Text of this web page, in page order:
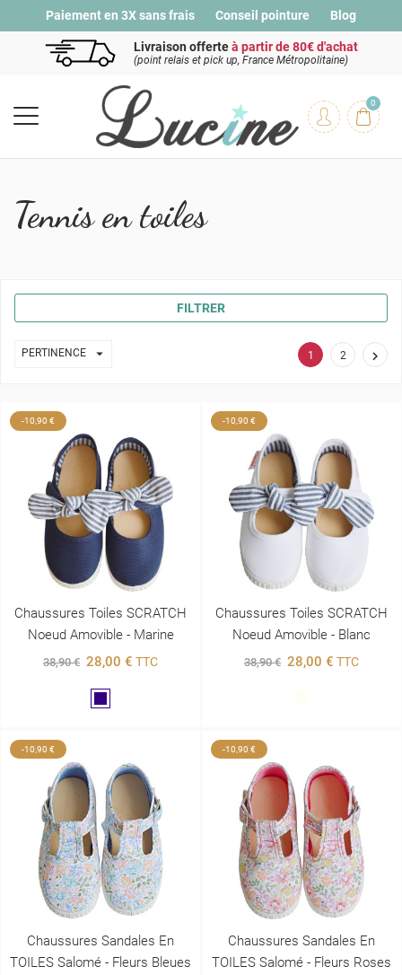
Paiement en 3X sans frais Conseil pointure Blog
Livraison offerteà partir de 80€ d'achat
(point relais et pick up, France Métropolitaine)
0
Tennis en toiles
FILTRER
PERTINENCE  1 2 
-10,90 €
Chaussures Toiles SCRATCH
Noeud Amovible - Marine
38,90 € 28,00 € TTC
-10,90 €
Chaussures Toiles SCRATCH
Noeud Amovible - Blanc
38,90 € 28,00 € TTC
-10,90 €
Chaussures Sandales En
TOILES Salomé - Fleurs Bleues
-10,90 €
Chaussures Sandales En
TOILES Salomé - Fleurs Roses